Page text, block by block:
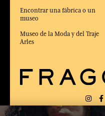
Encontrar una fábrica o un
museo
Museo de la Moda y del Traje
Arles